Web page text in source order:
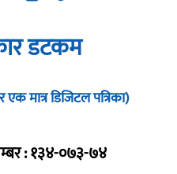
डटकम
एक मात्र डिजिटल पत्रिका)
: १३४-०७३-७४